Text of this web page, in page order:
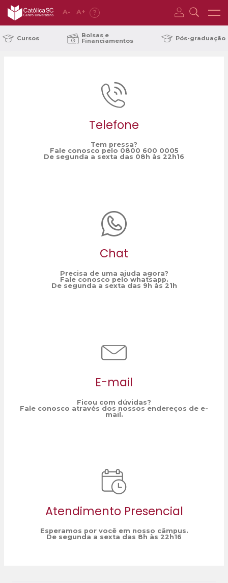
A- A+ ?
Cursos Bolsas e
Financiamentos Pós-graduação
Telefone
Tem pressa?
Fale conosco pelo 0800 600 0005
De segunda a sexta das 08h às 22h16
Chat
Precisa de uma ajuda agora?
Fale conosco pelo whatsapp.
De segunda a sexta das 9h às 21h
E-mail
Ficou com dúvidas?
Fale conosco através dos nossos endereços de e-
mail.
Atendimento Presencial
Esperamos por você em nosso câmpus.
De segunda a sexta das 8h às 22h16